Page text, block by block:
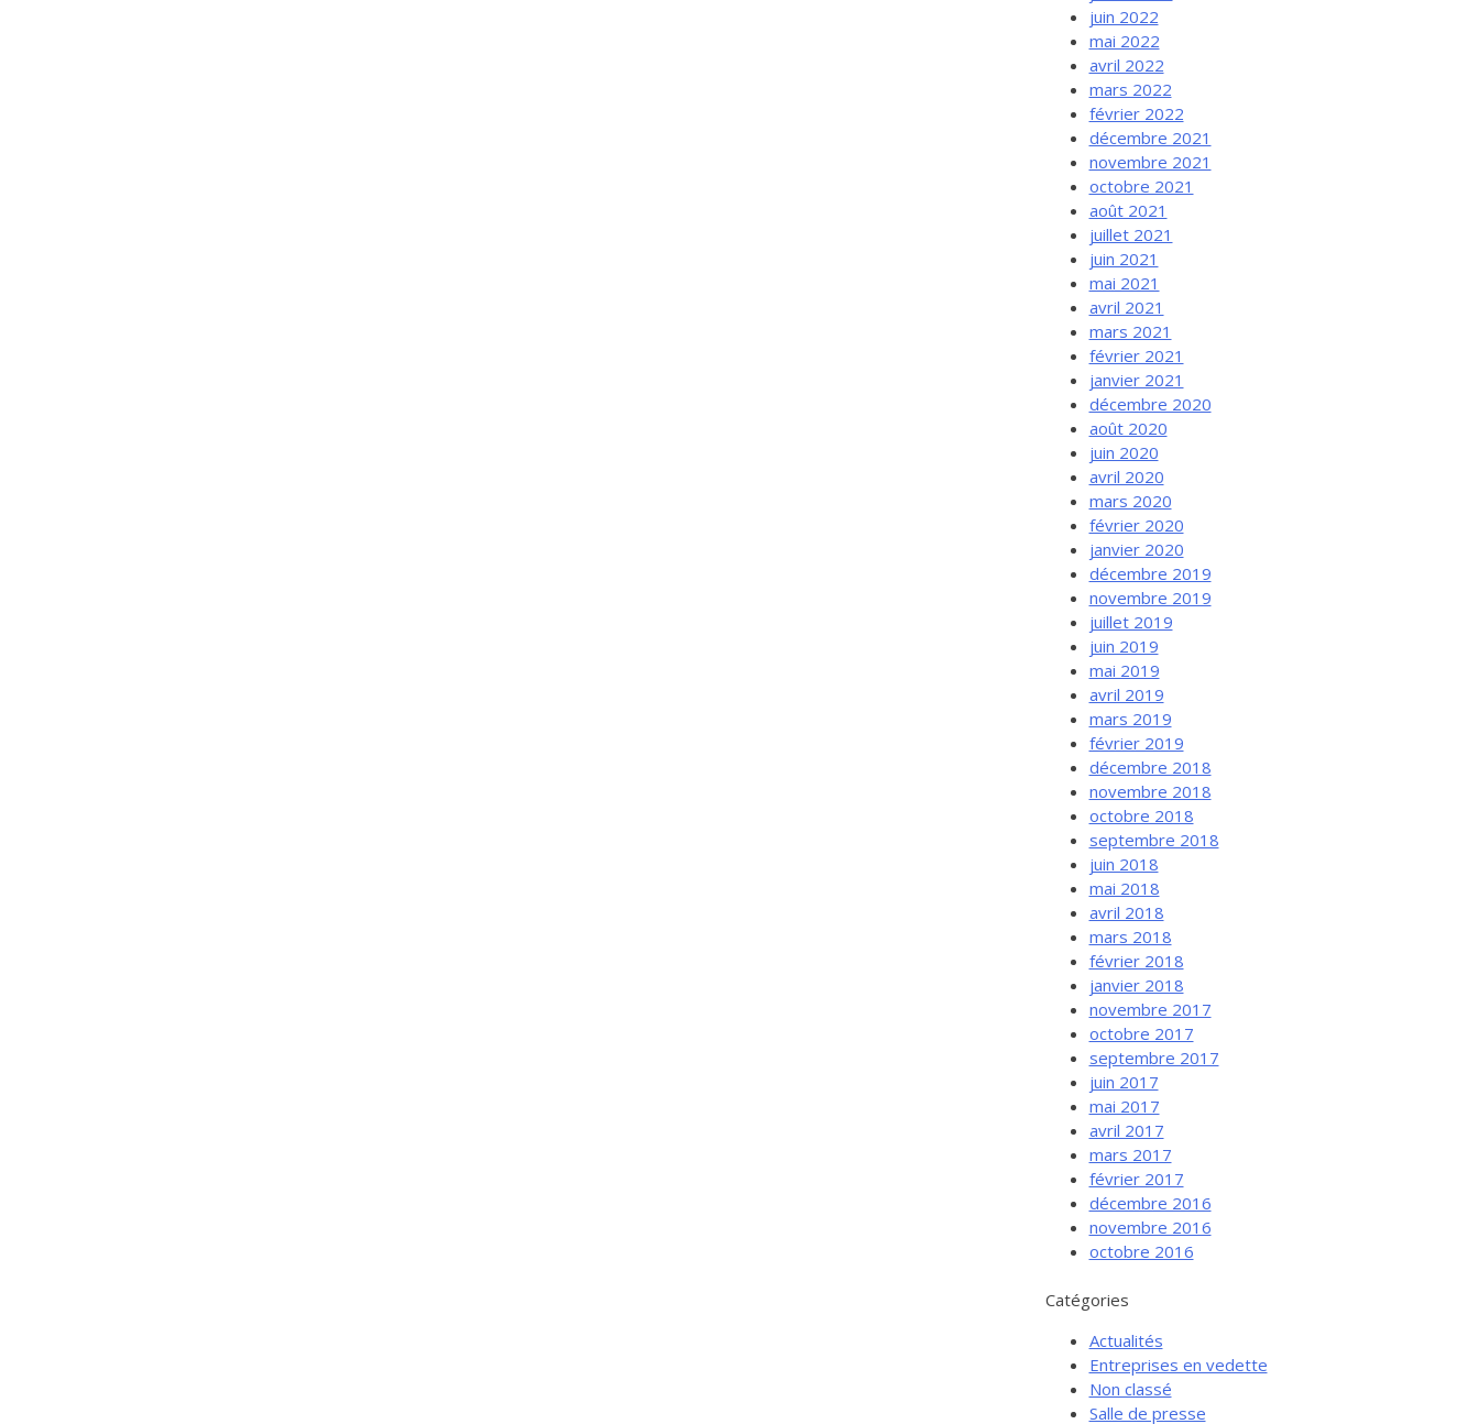
Services aux entreprises
Innovation / Productivité
Investir en Nouvelle-Beauce
Services-conseils – démarrage
juin 2022
mai 2022
avril 2022
mars 2022
février 2022
décembre 2021
novembre 2021
octobre 2021
août 2021
juillet 2021
juin 2021
mai 2021
avril 2021
mars 2021
février 2021
janvier 2021
décembre 2020
août 2020
juin 2020
avril 2020
mars 2020
février 2020
janvier 2020
décembre 2019
novembre 2019
juillet 2019
juin 2019
mai 2019
avril 2019
mars 2019
février 2019
décembre 2018
novembre 2018
octobre 2018
septembre 2018
juin 2018
mai 2018
avril 2018
mars 2018
février 2018
janvier 2018
novembre 2017
octobre 2017
septembre 2017
juin 2017
mai 2017
avril 2017
mars 2017
février 2017
décembre 2016
novembre 2016
octobre 2016
Catégories
Actualités
Entreprises en vedette
Non classé
Salle de presse